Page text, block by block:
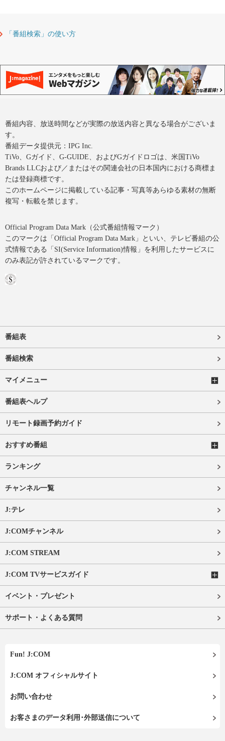
「番組検索」の使い方
番組内容、放送時間などが実際の放送内容と異なる場合がございま
す。
番組データ提供元：IPG Inc.
TiVo、Gガイド、G-GUIDE、およびGガイドロゴは、米国TiVo
Brands LLCおよび／またはその関連会社の日本国内における商標ま
たは登録商標です。
このホームページに掲載している記事・写真等あらゆる素材の無断
複写・転載を禁じます。
Official Program Data Mark（公式番組情報マーク）
このマークは「Official Program Data Mark」といい、テレビ番組の公
式情報である「SI(Service Information)情報」を利用したサービスに
のみ表記が許されているマークです。
番組表
番組検索
マイメニュー
番組表ヘルプ
リモート録画予約ガイド
おすすめ番組
ランキング
チャンネル一覧
J:テレ
J:COMチャンネル
J:COM STREAM
J:COM TVサービスガイド
イベント・プレゼント
サポート・よくある質問
Fun! J:COM
J:COM オフィシャルサイト
お問い合わせ
お客さまのデータ利用･外部送信について